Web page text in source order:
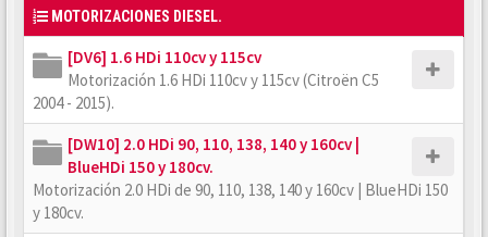
MOTORIZACIONES DIESEL.
[DV6] 1.6 HDi 110cv y 115cv
Motorización 1.6 HDi 110cv y 115cv (Citroën C5
2004 - 2015).
[DW10] 2.0 HDi 90, 110, 138, 140 y 160cv |
BlueHDi 150 y 180cv.
Motorización 2.0 HDi de 90, 110, 138, 140 y 160cv | BlueHDi 150
y 180cv.